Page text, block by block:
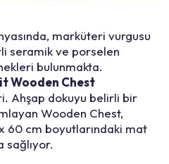
marküteri vurgusu
seramik ve porselen
bulunmakta.
Wooden Chest
Ahşap dokuyu belirli bir
Wooden Chest,
60 cm boyutlarındaki mat